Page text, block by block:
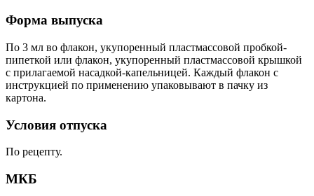
Форма выпуска
По 3 мл во флакон, укупоренный пластмассовой пробкой-
пипеткой или флакон, укупоренный пластмассовой крышкой
с прилагаемой насадкой-капельницей. Каждый флакон с
инструкцией по применению упаковывают в пачку из
картона.
Условия отпуска
По рецепту.
МКБ